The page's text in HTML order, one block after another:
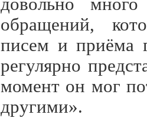
довольно
обращений,
писем и приёма
регулярно
момент он мог
другими».